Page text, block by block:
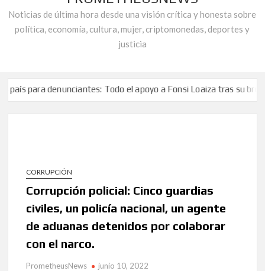
Noticias de última hora desde una visión crítica y honesta sobre
política, economía, cultura, mujer, criptomonedas, deportes y
justicia
para denunciantes: Todo el apoyo a Fonsi Loaiza tras su brutal
El grito de auxilio de Robert Martínez, activista de la
reprueba la «doble vara de medir que la cúpula de UGT
CORRUPCIÓN
Corrupción policial: Cinco guardias
civiles, un policía nacional, un agente
de aduanas detenidos por colaborar
con el narco.
PrometheusNews junio 10, 2022